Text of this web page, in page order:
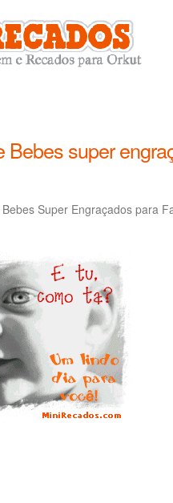
Bebes super
Super Engraçados para